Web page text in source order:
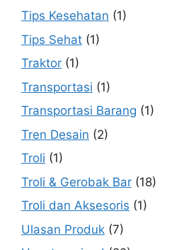
Tips Kesehatan (1)
Tips Sehat (1)
Traktor (1)
Transportasi (1)
Transportasi Barang (1)
Tren Desain (2)
Troli (1)
Troli & Gerobak Bar (18)
Troli dan Aksesoris (1)
Ulasan Produk (7)